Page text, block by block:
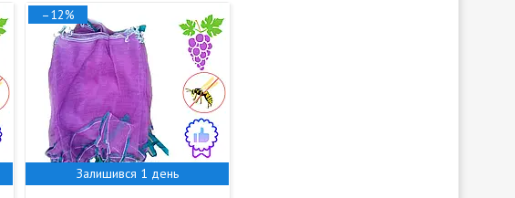
–12%
Залишився 1 день